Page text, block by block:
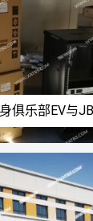
俱乐部EV与